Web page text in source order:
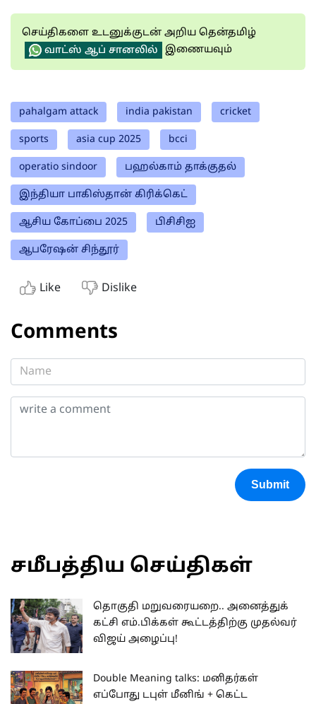
செய்திகளை உடனுக்குடன் அறிய தென்தமிழ்
வாட்ஸ் ஆப் சானலில்
இணையவும்
pahalgam attack india pakistan cricket
sports asia cup 2025 bcci
operatio sindoor பஹல்காம் தாக்குதல்
இந்தியா பாகிஸ்தான் கிரிக்கெட்
ஆசிய கோப்பை 2025 பிசிசிஐ
ஆபரேஷன் சிந்தூர்
Like Dislike
Comments
Submit
சமீபத்திய செய்திகள்
தொகுதி மறுவரையறை.. அனைத்துக்
கட்சி எம்.பிக்கள் கூட்டத்திற்கு முதல்வர்
விஜய் அழைப்பு!
Double Meaning talks: மனிதர்கள்
எப்போது டபுள் மீனிங் + கெட்ட